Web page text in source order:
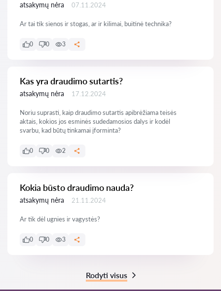
atsakymų nėra 07.11.2024
Ar tai tik sienos ir stogas, ar ir kilimai, buitinė technika?
0 0 3
Kas yra draudimo sutartis?
atsakymų nėra 17.12.2024
Noriu suprasti, kaip draudimo sutartis apibrėžiama teisės
aktais, kokios jos esminės sudedamosios dalys ir kodėl
svarbu, kad būtų tinkamai įforminta?
0 0 2
Kokia būsto draudimo nauda?
atsakymų nėra 21.11.2024
Ar tik dėl ugnies ir vagystės?
0 0 3
Rodyti visus